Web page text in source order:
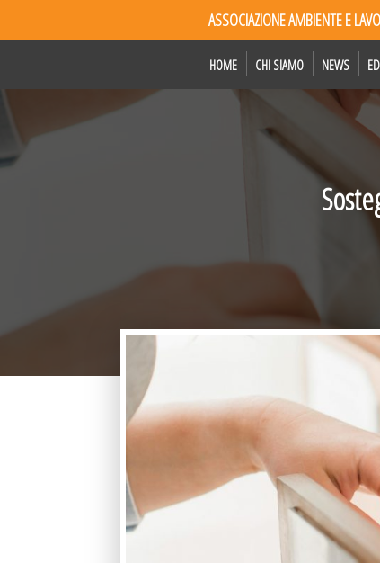
ASSOCIAZIONE AMBIENTE E
HOME CHI SIAMO NEWS